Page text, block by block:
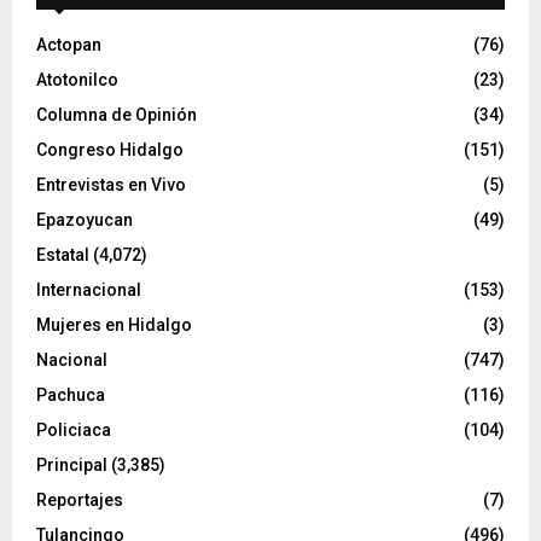
e
o
Actopan
(76)
Atotonilco
(23)
Columna de Opinión
(34)
Congreso Hidalgo
(151)
Entrevistas en Vivo
(5)
Epazoyucan
(49)
Estatal (4,072)
Internacional
(153)
Mujeres en Hidalgo
(3)
Nacional
(747)
Pachuca
(116)
Policiaca
(104)
Principal (3,385)
Reportajes
(7)
Tulancingo
(496)